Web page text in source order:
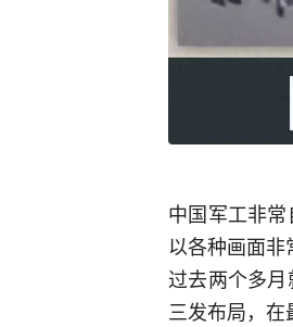
中国军工非
以各种画面
过去两个多
三发布局，